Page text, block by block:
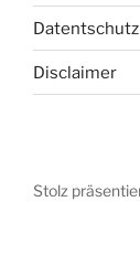
Datentschutz
Disclaimer
Stolz